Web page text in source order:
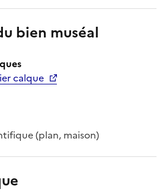
bien muséal
calque
(plan, maison)